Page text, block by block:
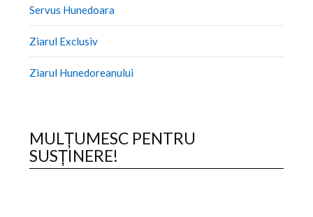
Servus Hunedoara
Ziarul Exclusiv
Ziarul Hunedoreanului
MULȚUMESC PENTRU
SUSȚINERE!